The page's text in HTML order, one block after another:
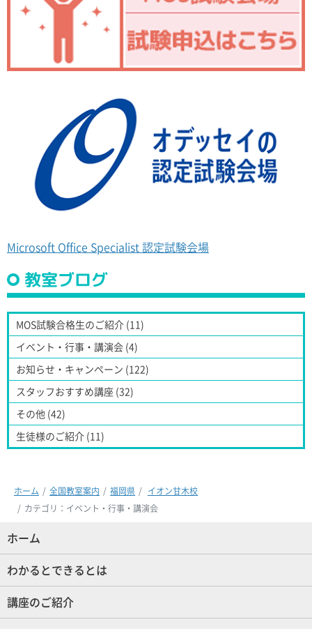
Microsoft Office Specialist 認定試験会場
教室ブログ
MOS試験合格生のご紹介 (11)
イベント・行事・講演会 (4)
お知らせ・キャンペーン (122)
スタッフおすすめ講座 (32)
その他 (42)
生徒様のご紹介 (11)
ホーム 全国教室案内 福岡県
イオン甘木校
カテゴリ：イベント・行事・講演会
ホーム
わかるとできるとは
講座のご紹介